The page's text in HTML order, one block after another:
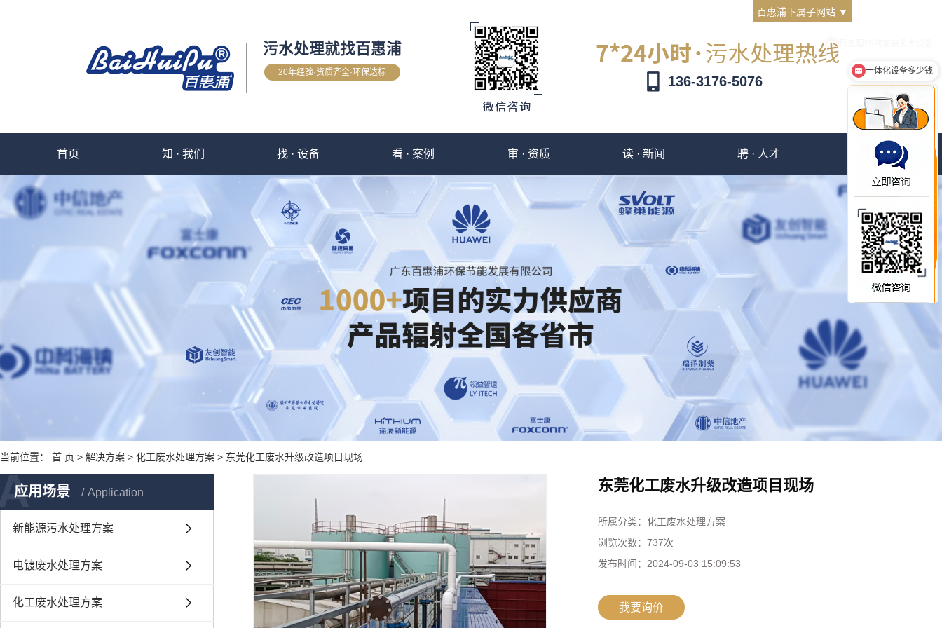
百惠浦下属子网站 ▼
污水处理就找百惠浦
20年经验·资质齐全·环保达标
136-3176-5076
首页 知 · 我们 找 · 设备 看 · 案例 审 · 资质 读 · 新闻 聘 · 人才 撩 · 客服
当前位置： 首 页 > 解决方案 > 化工废水处理方案 > 东莞化工废水升级改造项目现场
应用场景 Application
新能源污水处理方案
电镀废水处理方案
化工废水处理方案
东莞化工废水升级改造项目现场
所属分类： 化工废水处理方案
浏览次数： 737次
发布时间： 2024-09-03 15:09:53
我要询价
一体化设备多少钱